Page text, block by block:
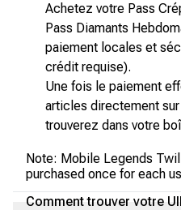
Achetez votre Pass
Pass Diamants
paiement locales et
crédit requise).
Une fois le paiement
articles directement
trouverez dans votre
Note: Mobile Legends
purchased once for each
Comment trouver votre